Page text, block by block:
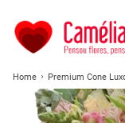
Home Premium Cone